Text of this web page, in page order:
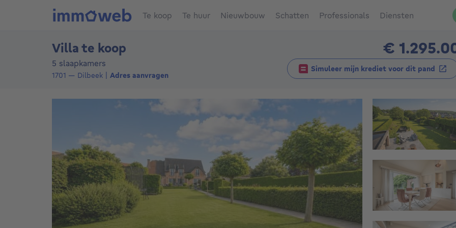
Te koop Te huur Nieuwbouw Schatten Professionals Diensten
Villa te koop €
5 slaapkamers
1701 — Dilbeek Adres aanvragen
Simuleer mijn krediet voor dit pand